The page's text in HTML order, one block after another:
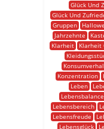
Glück Und
Glück Und
Gruppen
Jahrzehnte
Klarheit
Klarheit
Konzentration
Leben
Lebensbereich
Lebensfreude
Lebensglück